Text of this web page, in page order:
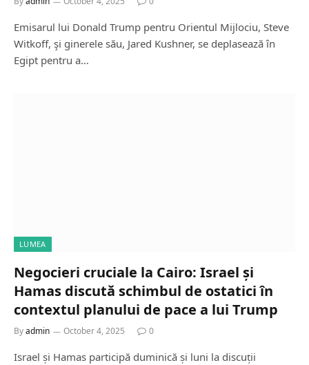
Emisarul lui Donald Trump pentru Orientul Mijlociu, Steve
Witkoff, şi ginerele său, Jared Kushner, se deplasează în
Egipt pentru a…
LUMEA
Negocieri cruciale la Cairo: Israel și
Hamas discută schimbul de ostatici în
contextul planului de pace a lui Trump
Byadmin October 4, 2025 0
Israel și Hamas participă duminică și luni la discuții